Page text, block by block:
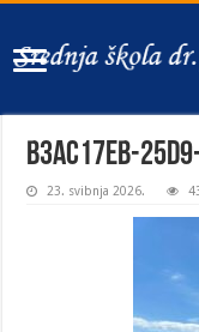
b3ac17eb-
23. svibnja 2026.